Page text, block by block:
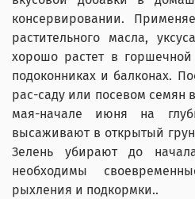
консервировании.
растительного масла,
хорошо растет в горшечной
подоконниках и балконах.
рас-саду или посевом семян
мая-начале июня на
высаживают в открытый
Зелень убирают до
необходимы
рыхления и подкормки..